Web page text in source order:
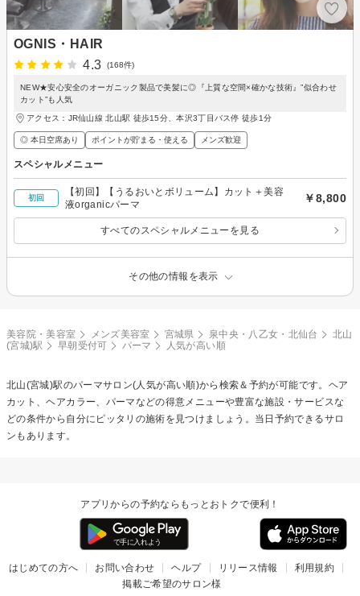
OGNIS・HAIR
4.3
(168件)
NEW★安心安全のオーガニック製品で美髪に◎『上質な空間×確かな技術』”似合わせ
カット”も人気
アクセス：JR仙山線 北山駅 徒歩15分、本沢3丁目バス停 徒歩1分
◎ 本日空席あり ポイントが貯まる・使える メンズ歓迎
スペシャルメニュー
初回
【初回】【うるおいとボリューム】カット＋美容
液organicパーマ
￥8,800
すべてのスペシャルメニューを見る
その他の情報を表示
美容院・美容室 メンズ美容室 宮城県 泉中央・八乙女・北仙台
北山
(宮城)駅
早朝受付可 パーマ 人気が高い順
北山(宮城)駅のパーマサロン(人気が高い順)から検索＆予約が可能です。ヘア
カット、ヘアカラー、パーマなどの得意メニューや豊富な施設・サービスな
どの条件から自分にピッタリの施術を見つけましょう。当日予約できるサロ
ンもあります。
アプリからの予約ならもっとおトクで便利！
はじめての方へ お問い合わせ ヘルプ リリース情報
利用規約
掲載ご希望のサロン様